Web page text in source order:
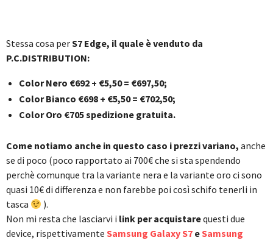
Stessa cosa perS7 Edge, il quale è venduto da
P.C.DISTRIBUTION:
Color Nero €692 + €5,50 = €697,50;
Color Bianco €698 + €5,50 = €702,50;
Color Oro €705 spedizione gratuita.
Come notiamo anche in questo caso i prezzi variano, anche
se di poco (poco rapportato ai 700€ che si sta spendendo
perchè comunque tra la variante nera e la variante oro ci sono
quasi 10€ di differenza e non farebbe poi così schifo tenerli in
tasca
).
Non mi resta che lasciarvi i link per acquistarequesti due
device, rispettivamente Samsung Galaxy S7 eSamsung